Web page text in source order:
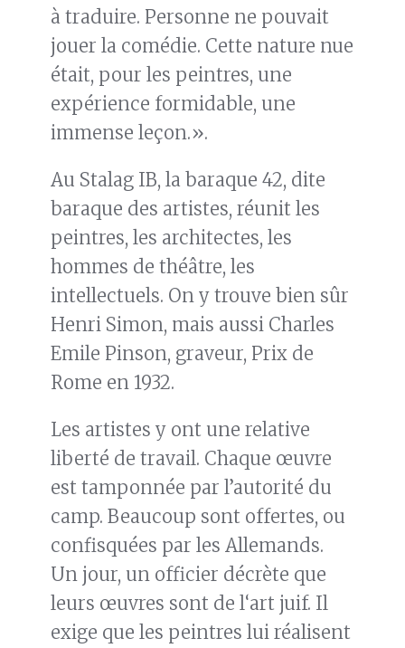
à traduire. Personne ne pouvait
jouer la comédie. Cette nature nue
était, pour les peintres, une
expérience formidable, une
immense leçon.».
Au Stalag IB, la baraque 42, dite
baraque des artistes, réunit les
peintres, les architectes, les
hommes de théâtre, les
intellectuels. On y trouve bien sûr
Henri Simon, mais aussi Charles
Emile Pinson, graveur, Prix de
Rome en 1932.
Les artistes y ont une relative
liberté de travail. Chaque œuvre
est tamponnée par l’autorité du
camp. Beaucoup sont offertes, ou
confisquées par les Allemands.
Un jour, un officier décrète que
leurs œuvres sont de l‘art juif. Il
exige que les peintres lui réalisent